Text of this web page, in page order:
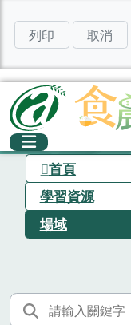
列印 取消
首頁
學習資源
場域